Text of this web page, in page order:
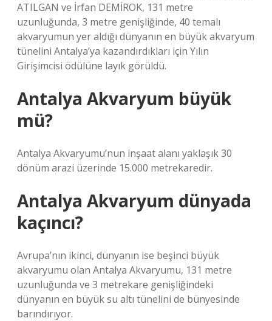
ATILGAN ve İrfan DEMİROK, 131 metre
uzunluğunda, 3 metre genişliğinde, 40 temalı
akvaryumun yer aldığı dünyanın en büyük akvaryum
tünelini Antalya’ya kazandırdıkları için Yılın
Girişimcisi ödülüne layık görüldü.
Antalya Akvaryum büyük
mü?
Antalya Akvaryumu’nun inşaat alanı yaklaşık 30
dönüm arazi üzerinde 15.000 metrekaredir.
Antalya Akvaryum dünyada
kaçıncı?
Avrupa’nın ikinci, dünyanın ise beşinci büyük
akvaryumu olan Antalya Akvaryumu, 131 metre
uzunluğunda ve 3 metrekare genişliğindeki
dünyanın en büyük su altı tünelini de bünyesinde
barındırıyor.